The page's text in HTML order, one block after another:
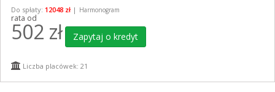
Do spłaty: 12048 zł | Harmonogram
rata od
502 zł Zapytaj o kredyt
Liczba placówek: 21